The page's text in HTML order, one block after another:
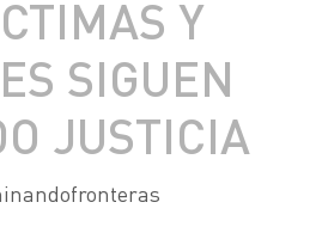
Y
SIGUEN
JUSTICIA